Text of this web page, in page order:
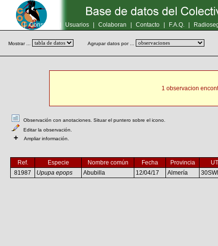
Inicio | Consultas Usuarios Colaboran Contacto F.A.Q.
Mostrar ... Agrupar datos por ...
1 observacion
Observación con anotaciones. Situar el puntero sobre el icono.
Editar la observación.
+ Ampliar información.
Ref. Especie Nombre común Fecha Provincia
81987
Upupa epops Abubilla 12/04/17 Almería